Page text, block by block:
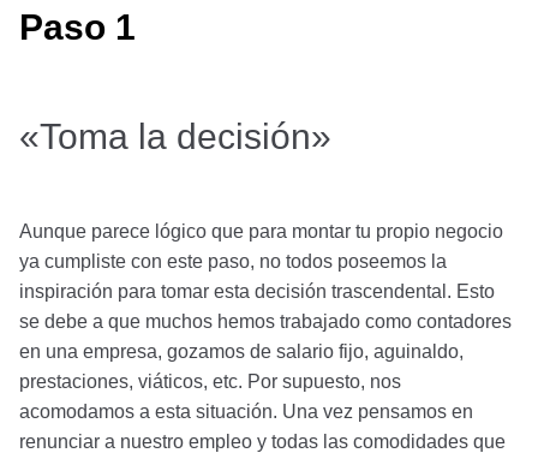
Paso 1
«Toma la decisión»
Aunque parece lógico que para montar tu propio negocio
ya cumpliste con este paso, no todos poseemos la
inspiración para tomar esta decisión trascendental. Esto
se debe a que muchos hemos trabajado como contadores
en una empresa, gozamos de salario fijo, aguinaldo,
prestaciones, viáticos, etc. Por supuesto, nos
acomodamos a esta situación. Una vez pensamos en
renunciar a nuestro empleo y todas las comodidades que